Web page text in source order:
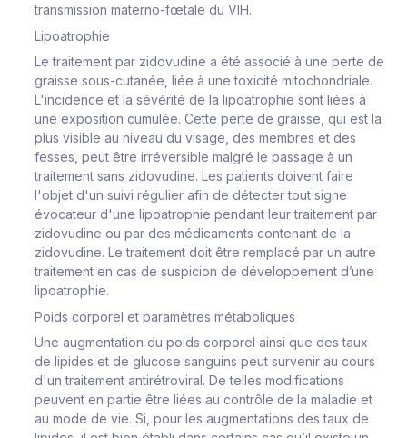
transmission materno-fœtale du VIH.
Lipoatrophie
Le traitement par zidovudine a été associé à une perte de
graisse sous-cutanée, liée à une toxicité mitochondriale.
L'incidence et la sévérité de la lipoatrophie sont liées à
une exposition cumulée. Cette perte de graisse, qui est la
plus visible au niveau du visage, des membres et des
fesses, peut être irréversible malgré le passage à un
traitement sans zidovudine. Les patients doivent faire
l'objet d'un suivi régulier afin de détecter tout signe
évocateur d'une lipoatrophie pendant leur traitement par
zidovudine ou par des médicaments contenant de la
zidovudine. Le traitement doit être remplacé par un autre
traitement en cas de suspicion de développement d’une
lipoatrophie.
Poids corporel et paramètres métaboliques
Une augmentation du poids corporel ainsi que des taux
de lipides et de glucose sanguins peut survenir au cours
d'un traitement antirétroviral. De telles modifications
peuvent en partie être liées au contrôle de la maladie et
au mode de vie. Si, pour les augmentations des taux de